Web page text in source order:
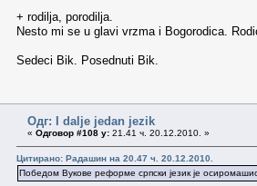
+ rodilja, porodilja.
Nesto mi se u glavi vrzma i Bogorodica.
Sedeci Bik. Posednuti Bik.
Одг: I dalje jedan jezik
« Одговор #108 у: 21.41 ч. 20.12.2010. »
Цитирано: Радашин на 20.47 ч. 20.12.2010.
Победом Вукове реформе српски језик је